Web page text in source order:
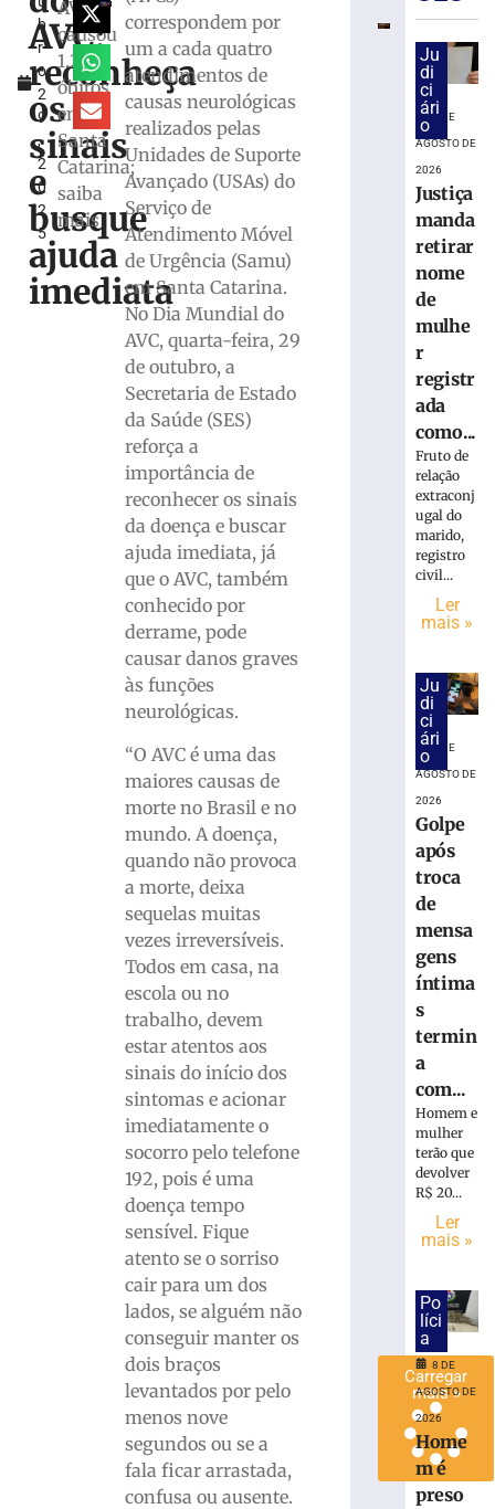
b
r
o
2
9
,
2
0
2
5
AVC:
reconheça
os
sinais
e
busque
ajuda
imediata
AVC
causou
1.240
óbitos
em
Santa
Catarina;
saiba
mais
correspondem por
um a cada quatro
atendimentos de
causas neurológicas
realizados pelas
Unidades de Suporte
Avançado (USAs) do
Serviço de
Atendimento Móvel
de Urgência (Samu)
em Santa Catarina.
No Dia Mundial do
AVC, quarta-feira, 29
de outubro, a
Secretaria de Estado
da Saúde (SES)
reforça a
importância de
reconhecer os sinais
da doença e buscar
ajuda imediata, já
que o AVC, também
conhecido por
derrame, pode
causar danos graves
às funções
neurológicas.
“O AVC é uma das
maiores causas de
morte no Brasil e no
mundo. A doença,
quando não provoca
a morte, deixa
sequelas muitas
vezes irreversíveis.
Todos em casa, na
escola ou no
trabalho, devem
estar atentos aos
sinais do início dos
sintomas e acionar
imediatamente o
socorro pelo telefone
192, pois é uma
doença tempo
sensível. Fique
atento se o sorriso
cair para um dos
lados, se alguém não
conseguir manter os
dois braços
levantados por pelo
menos nove
segundos ou se a
fala ficar arrastada,
confusa ou ausente.
Paulo
confirma
casos
sarampo;
vacinaram
agosto
mais
DIA
CERVEJA:
Médico
consumo
moderado
agosto
mais
Hospital
atualiza
estado
saúde
trabalhador
ferido
durante
montagem
estrutura
Brusque
Carregar
mais »
Ju
di
ci
ári
o8 DE
AGOSTO DE
2026
Justiça
manda
retirar
nome
de
mulhe
r
registr
ada
como...
Fruto de
relação
extraconj
ugal do
marido,
registro
civil...
Ler
mais »
Ju
di
ci
ári
o8 DE
AGOSTO DE
2026
Golpe
após
troca
de
mensa
gens
íntima
s
termin
a
com...
Homem e
mulher
terão que
devolver
R$ 20...
Ler
mais »
Po
líci
a
8 DE
AGOSTO DE
2026
Home
m é
preso